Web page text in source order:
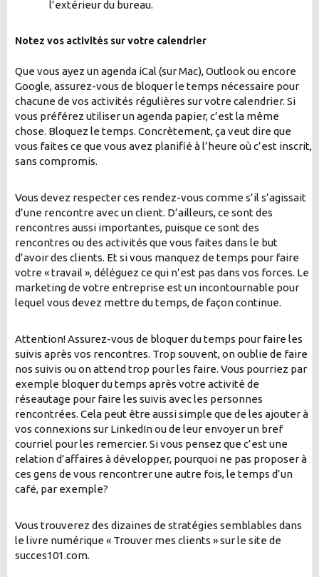
l’extérieur du bureau.
Notez vos activités sur votre calendrier
Que vous ayez un agenda iCal (sur Mac), Outlook ou encore
Google, assurez-vous de bloquer le temps nécessaire pour
chacune de vos activités régulières sur votre calendrier. Si
vous préférez utiliser un agenda papier, c’est la même
chose. Bloquez le temps. Concrètement, ça veut dire que
vous faites ce que vous avez planifié à l’heure où c’est inscrit,
sans compromis.
Vous devez respecter ces rendez-vous comme s’il s’agissait
d’une rencontre avec un client. D’ailleurs, ce sont des
rencontres aussi importantes, puisque ce sont des
rencontres ou des activités que vous faites dans le but
d’avoir des clients. Et si vous manquez de temps pour faire
votre « travail », déléguez ce qui n’est pas dans vos forces. Le
marketing de votre entreprise est un incontournable pour
lequel vous devez mettre du temps, de façon continue.
Attention! Assurez-vous de bloquer du temps pour faire les
suivis après vos rencontres. Trop souvent, on oublie de faire
nos suivis ou on attend trop pour les faire. Vous pourriez par
exemple bloquer du temps après votre activité de
réseautage pour faire les suivis avec les personnes
rencontrées. Cela peut être aussi simple que de les ajouter à
vos connexions sur LinkedIn ou de leur envoyer un bref
courriel pour les remercier. Si vous pensez que c’est une
relation d’affaires à développer, pourquoi ne pas proposer à
ces gens de vous rencontrer une autre fois, le temps d’un
café, par exemple?
Vous trouverez des dizaines de stratégies semblables dans
le livre numérique « Trouver mes clients » sur le site de
succes101.com.